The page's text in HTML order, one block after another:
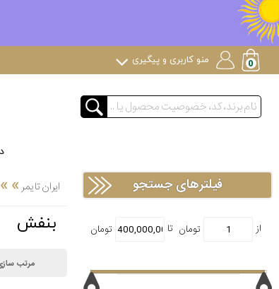
منو کاربری و پیگیری
ایران تایمر »
»
بنفش
مرتب
فیلترهای جستجو